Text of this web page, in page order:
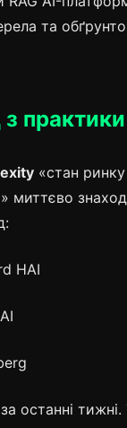
та
практики
«стан
миттєво
HAI
за останні